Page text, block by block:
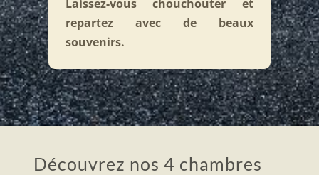
Laissez-vous chouchouter et
repartez avec de beaux
souvenirs.
Découvrez nos 4 chambres